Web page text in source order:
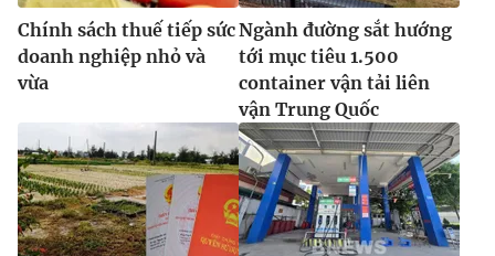
Chính sách thuế tiếp sức
doanh nghiệp nhỏ và
vừa
Ngành đường sắt hướng
tới mục tiêu 1.500
container vận tải liên
vận Trung Quốc